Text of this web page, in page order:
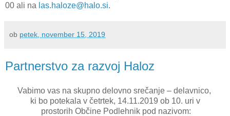
00 ali na las.haloze@halo.si.
ob petek, november 15, 2019
Partnerstvo za razvoj Haloz
Vabimo vas na skupno delovno srečanje – delavnico,
ki bo potekala v četrtek, 14.11.2019 ob 10. uri v
prostorih Občine Podlehnik pod nazivom: